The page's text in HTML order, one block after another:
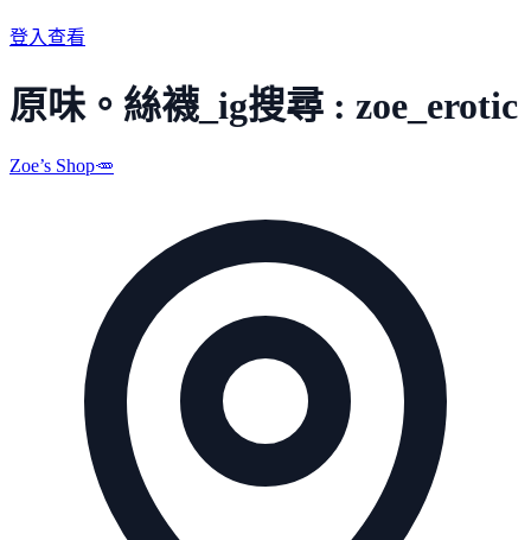
登入查看
原味。絲襪_ig搜尋 : zoe_erotic
Zoe’s Shop🥕